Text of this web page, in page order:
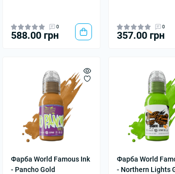
0
588.00 грн
0
357.00 грн
Фарба World Famous Ink
- Pancho Gold
Фарба World
- Northern Lights